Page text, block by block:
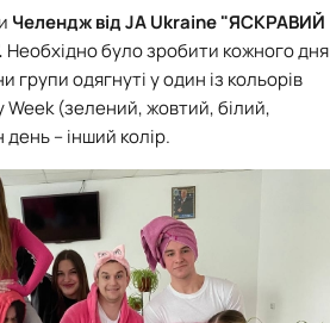
Челендж від JA Ukraine "ЯСКРАВИЙ
Необхідно було зробити кожного дня
групи одягнуті у один із кольорів
(зелений, жовтий, білий,
– інший колір.